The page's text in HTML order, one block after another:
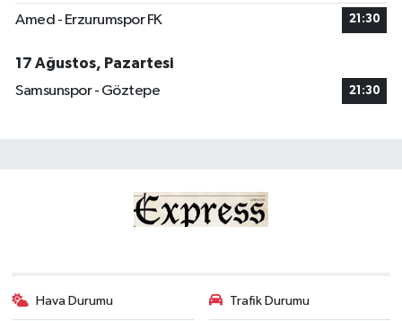
Amed - Erzurumspor FK 21:30
17 Ağustos, Pazartesi
Samsunspor - Göztepe
21:30
Hava Durumu Trafik Durumu